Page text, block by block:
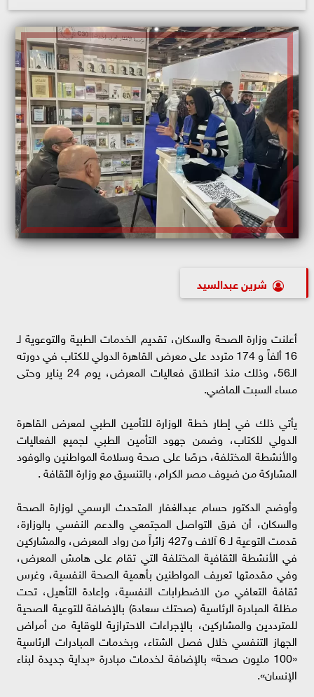
شرين عبدالسيد
أعلنت وزارة الصحة والسكان، تقديم الخدمات الطبية والتوعوية لـ
16 ألفاً و 174 متردد على معرض القاهرة الدولي للكتاب في دورته
الـ56، وذلك منذ انطلاق فعاليات المعرض، يوم 24 يناير وحتى
مساء السبت الماضي.
يأتي ذلك في إطار خطة الوزارة للتأمين الطبي لمعرض القاهرة
الدولي للكتاب، وضمن جهود التأمين الطبي لجميع الفعاليات
والأنشطة المختلفة، حرصًا على صحة وسلامة المواطنين والوفود
المشاركة من ضيوف مصر الكرام، بالتنسيق مع وزارة الثقافة .
وأوضح الدكتور حسام عبدالغفار المتحدث الرسمي لوزارة الصحة
والسكان، أن فرق التواصل المجتمعي والدعم النفسي بالوزارة،
قدمت التوعية لـ 6 آلاف و427 زائراً من رواد المعرض، والمشاركين
في الأنشطة الثقافية المختلفة التي تقام على هامش المعرض،
وفي مقدمتها تعريف المواطنين بأهمية الصحة النفسية، وغرس
ثقافة التعافي من الاضطرابات النفسية، وإعادة التأهيل، تحت
مظلة المبادرة الرئاسية (صحتك سعادة) بالإضافة للتوعية الصحية
للمترددين والمشاركين، بالإجراءات الاحترازية للوقاية من أمراض
الجهاز التنفسي خلال فصل الشتاء، وبخدمات المبادرات الرئاسية
«100 مليون صحة» بالإضافة لخدمات مبادرة «بداية جديدة لبناء
الإنسان».